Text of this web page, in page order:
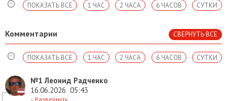
СУТКИ
6 ЧАСОВ
2 ЧАСА
1 ЧАС
ПОКАЗАТЬ ВСЕ
Комментарии СВЕРНУТЬ ВСЕ
СУТКИ
6 ЧАСОВ
2 ЧАСА
1 ЧАС
ПОКАЗАТЬ ВСЕ
№1 Леонид Радченко
16.06.2026 05:43
↓ Развернуть